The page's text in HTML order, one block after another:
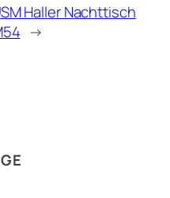
Haller Nachttisch
→